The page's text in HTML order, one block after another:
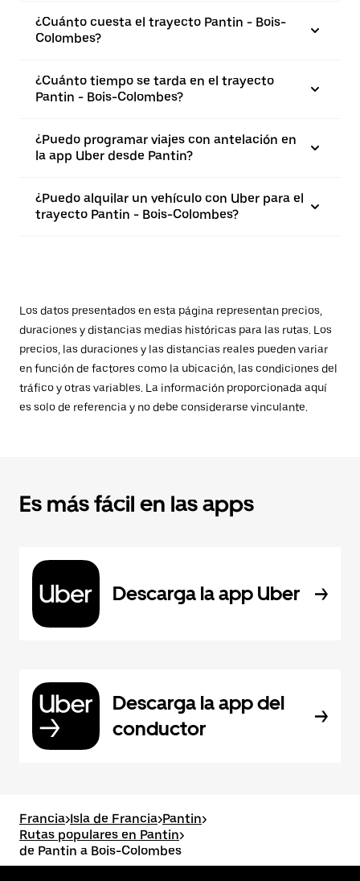
¿Cuánto cuesta el trayecto Pantin - Bois-
Colombes?
¿Cuánto tiempo se tarda en el trayecto
Pantin - Bois-Colombes?
¿Puedo programar viajes con antelación en
la app Uber desde Pantin?
¿Puedo alquilar un vehículo con Uber para el
trayecto Pantin - Bois-Colombes?
Los datos presentados en esta página representan precios,
duraciones y distancias medias históricas para las rutas. Los
precios, las duraciones y las distancias reales pueden variar
en función de factores como la ubicación, las condiciones del
tráfico y otras variables. La información proporcionada aquí
es solo de referencia y no debe considerarse vinculante.
Es más fácil en las apps
Descarga la app Uber
Descarga la app del
conductor
Francia>Isla de Francia>Pantin>
Rutas populares en Pantin>
de Pantin a Bois-Colombes